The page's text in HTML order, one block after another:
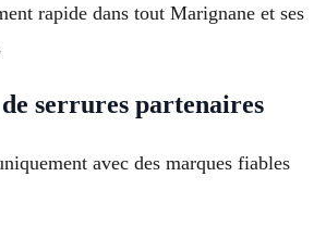
rapide dans tout Marignane et ses
serrures partenaires
avec des marques fiables